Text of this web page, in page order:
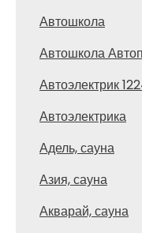
Автошкола
Автошкола
Автоэлектрик
Автоэлектрика
Адель, сауна
Азия, сауна
Акварай, сауна